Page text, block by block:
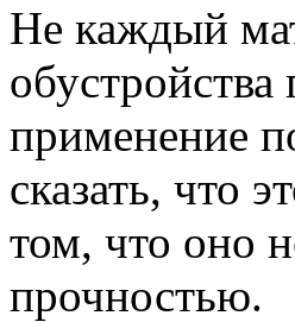
Не каждый
применение
сказать, что
том, что оно
прочностью.